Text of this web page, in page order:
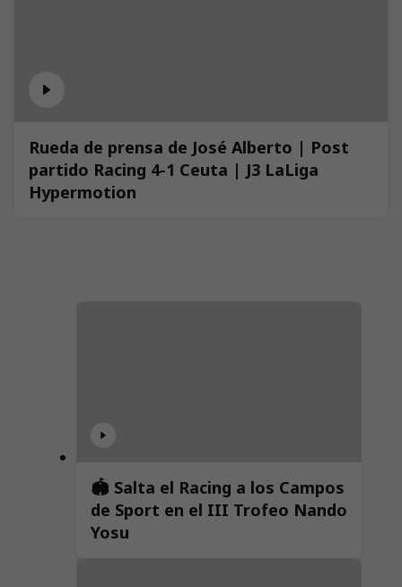
Rueda de prensa de José Alberto | Post
partido Racing 4-1 Ceuta | J3 LaLiga
Hypermotion
🏟️ Salta el Racing a los Campos
de Sport en el III Trofeo Nando
Yosu